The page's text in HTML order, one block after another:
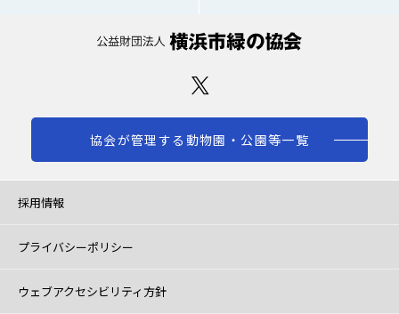
協会が管理する動物園・公園等一覧
採用情報
プライバシーポリシー
ウェブアクセシビリティ方針